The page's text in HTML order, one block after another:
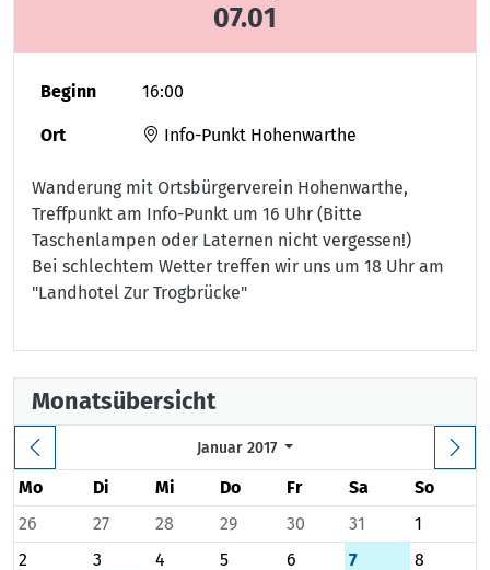
07.01
Beginn 16:00
Ort Info-Punkt Hohenwarthe
Wanderung mit Ortsbürgerverein Hohenwarthe,
Treffpunkt am Info-Punkt um 16 Uhr (Bitte
Taschenlampen oder Laternen nicht vergessen!)
Bei schlechtem Wetter treffen wir uns um 18 Uhr am
"Landhotel Zur Trogbrücke"
Monatsübersicht
Januar 2017
Mo Di Mi Do Fr Sa
So
26
27 28 29 30 31
1
2
3 4 5 6 7
8